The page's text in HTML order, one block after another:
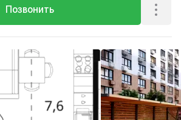
Позвонить